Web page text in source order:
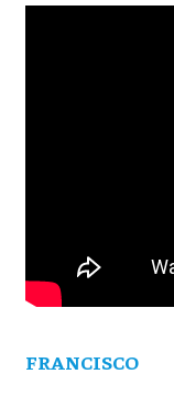
FRANCISCO